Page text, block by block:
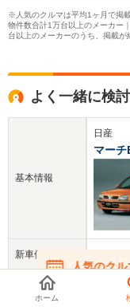
※人気のクルマは平均1ヶ月で掲
物件数合計1万台以上のメーカー
台以上のメーカーのうち、掲載
よく一緒に検
基本情報
新車価格
中古車
平均価格
日産
マーチ
80.8万
人気のク
在庫が無く
ホーム